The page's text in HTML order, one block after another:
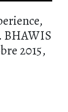
BHAWIS
2015,